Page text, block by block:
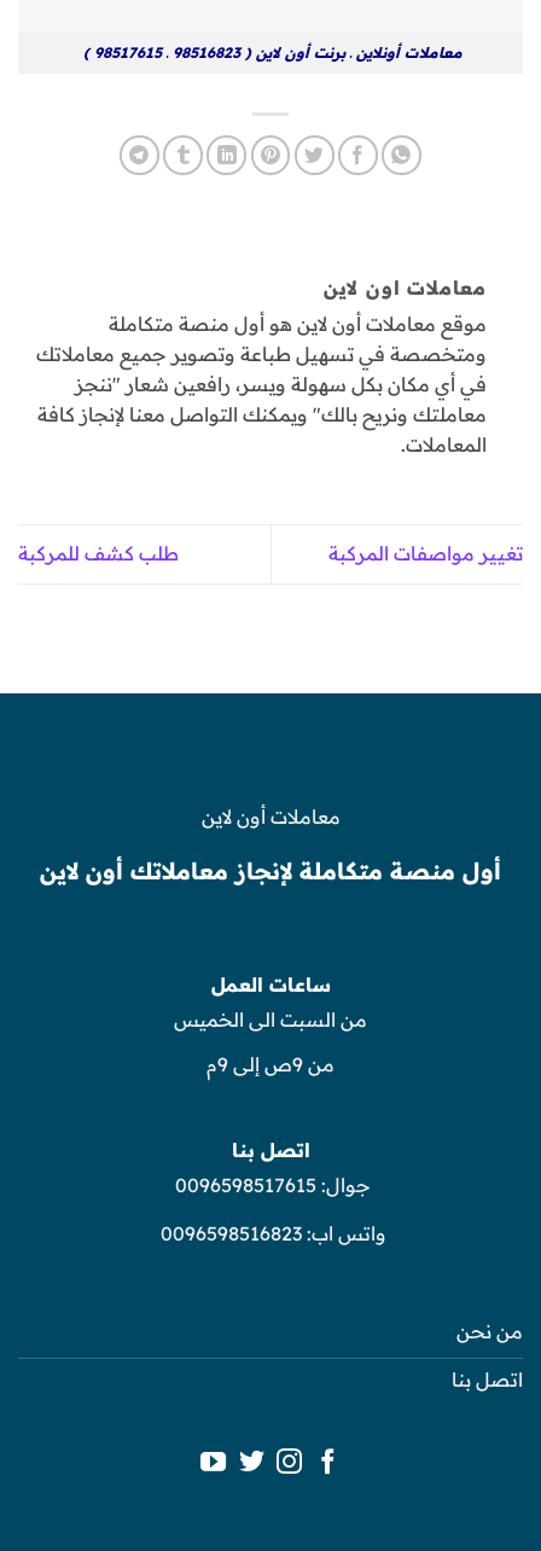
معاملات أونلاين ـ برنت أون لاين ( 98516823 ـ 98517615 )
معاملات اون لاين
موقع معاملات أون لاين هو أول منصة متكاملة
ومتخصصة في تسهيل طباعة وتصوير جميع معاملاتك
في أي مكان بكل سهولة ويسر، رافعين شعار "ننجز
معاملتك ونريح بالك" ويمكنك التواصل معنا لإنجاز كافة
المعاملات.
تغيير مواصفات المركبة طلب كشف للمركبة
معاملات أون لاين
أول منصة متكاملة لإنجاز معاملاتك أون لاين
ساعات العمل
من السبت الى الخميس
من 9ص إلى 9م
اتصل بنا
جوال: 0096598517615
واتس اب:0096598516823
من نحن
اتصل بنا